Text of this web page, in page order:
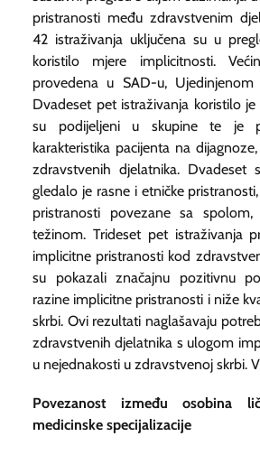
pristranosti među zdravstvenim
42 istraživanja uključena su u
koristilo mjere implicitnosti.
provedena u SAD-u,
Dvadeset pet istraživanja koristilo
su podijeljeni u skupine te je
karakteristika pacijenta na
zdravstvenih djelatnika. Dvadeset
gledalo je rasne i etničke
pristranosti povezane sa
težinom. Trideset pet istraživanja
implicitne pristranosti kod
su pokazali značajnu pozitivnu
razine implicitne pristranosti i niže
skrbi. Ovi rezultati naglašavaju
zdravstvenih djelatnika s ulogom
u nejednakosti u zdravstvenoj skrbi.
Povezanost između osobina
medicinske specijalizacije